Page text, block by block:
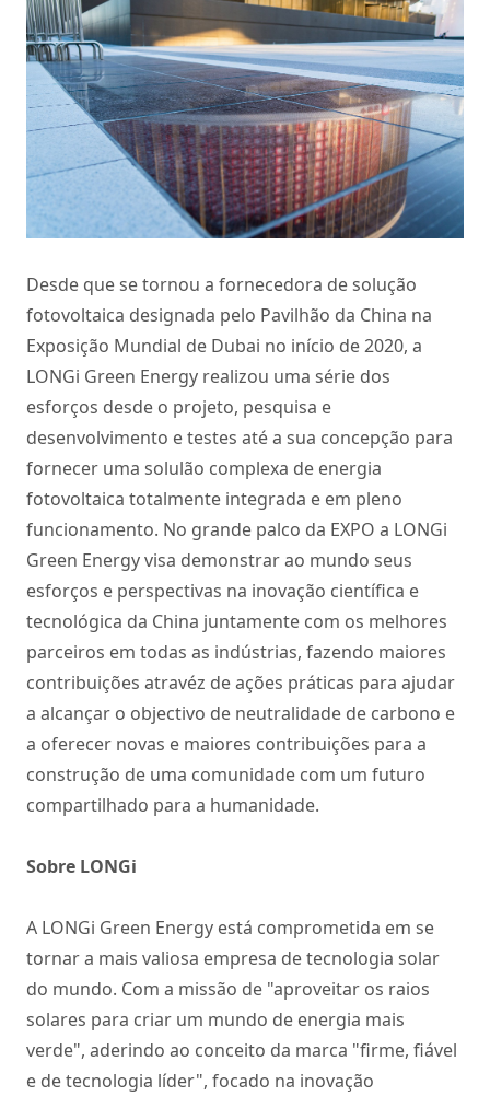
Desde que se tornou a fornecedora de solução
fotovoltaica designada pelo Pavilhão da China na
Exposição Mundial de Dubai no início de 2020, a
LONGi Green Energy realizou uma série dos
esforços desde o projeto, pesquisa e
desenvolvimento e testes até a sua concepção para
fornecer uma solulão complexa de energia
fotovoltaica totalmente integrada e em pleno
funcionamento. No grande palco da EXPO a LONGi
Green Energy visa demonstrar ao mundo seus
esforços e perspectivas na inovação científica e
tecnológica da China juntamente com os melhores
parceiros em todas as indústrias, fazendo maiores
contribuições atravéz de ações práticas para ajudar
a alcançar o objectivo de neutralidade de carbono e
a oferecer novas e maiores contribuições para a
construção de uma comunidade com um futuro
compartilhado para a humanidade.
Sobre LONGi
A LONGi Green Energy está comprometida em se
tornar a mais valiosa empresa de tecnologia solar
do mundo. Com a missão de "aproveitar os raios
solares para criar um mundo de energia mais
verde", aderindo ao conceito da marca "firme, fiável
e de tecnologia líder", focado na inovação